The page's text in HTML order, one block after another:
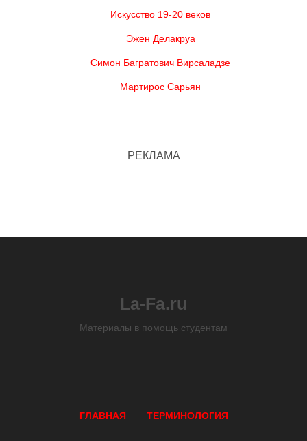
Искусство 19-20 веков
Эжен Делакруа
Симон Багратович Вирсаладзе
Мартирос Сарьян
РЕКЛАМА
La-Fa.ru
Материалы в помощь студентам
ГЛАВНАЯ ТЕРМИНОЛОГИЯ